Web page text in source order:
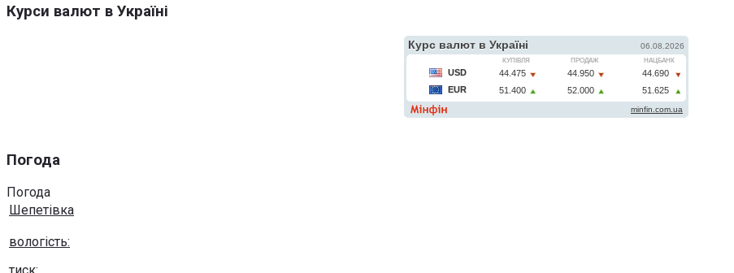
Курси валют в Україні
Погода
Погода
Шепетівка
вологість: